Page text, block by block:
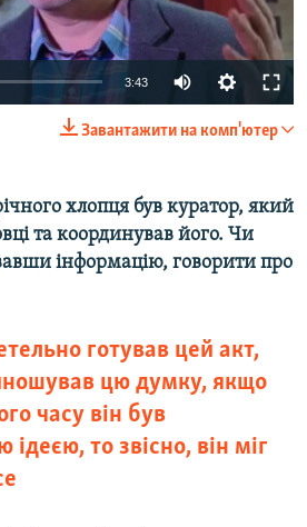
3:43
Завантажити на комп'ютер
хлопця був куратор, який
та координував його. Чи
інформацію, говорити про
готував цей акт,
цю думку, якщо
часу він був
то звісно, він міг